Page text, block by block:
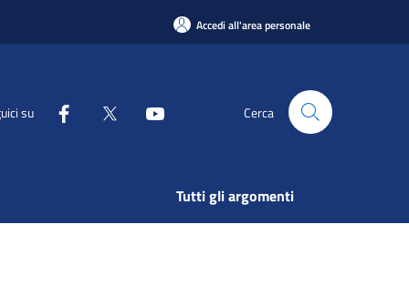
Accedi all'area personale
su Cerca
Tutti gli argomenti